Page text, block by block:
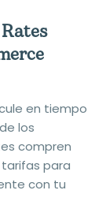
en tiempo
los
compren
para
con tu